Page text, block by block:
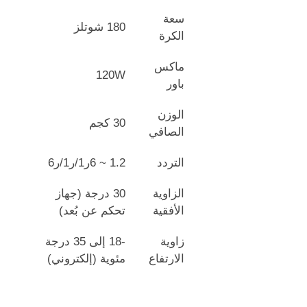
سعة
الكرة
180 شوتلز
ماكس
باور
120W
الوزن
الصافي
30 كجم
التردد 1.2 ~ 6ر1/ر1/ر6
الزاوية
الأفقية
30 درجة (جهاز
تحكم عن بُعد)
زاوية
الارتفاع
-18 إلى 35 درجة
مئوية (إلكتروني)